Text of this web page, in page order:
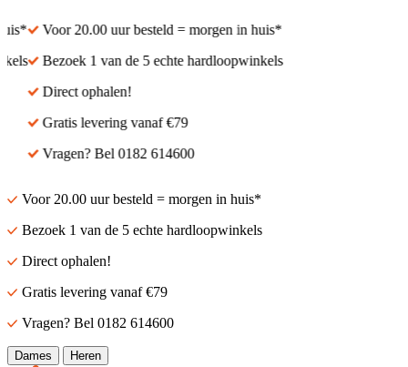
Voor 20.00 uur besteld = morgen in huis*
Bezoek 1 van de 5 echte hardloopwinkels
Direct ophalen!
Gratis levering vanaf €79
Vragen? Bel 0182 614600
Voor 20.00 uur besteld = morgen in huis*
Bezoek 1 van de 5 echte hardloopwinkels
Direct ophalen!
Gratis levering vanaf €79
Vragen? Bel 0182 614600
Dames Heren